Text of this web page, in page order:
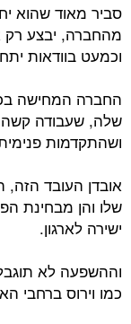
סביר מאוד שהוא
מהחברה, יבצע רק
וכמעט בוודאות
החברה המחישה
שלה, שעבודה קשה
ושהתקדמות
אובדן העובד הזה,
שלו והן מבחינת
ישירה לארגון.
וההשפעה לא
כמו וירוס ברחבי